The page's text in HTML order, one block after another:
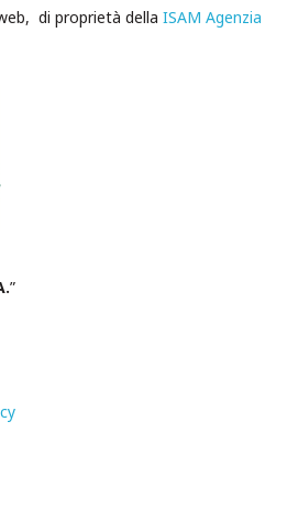
di proprietà della ISAM Agenzia
”